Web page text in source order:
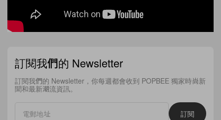
訂閱我們的 Newsletter
訂閱我們的 Newsletter，你每週都會收到 POPBEE 獨家時尚新
聞和最新潮流資訊。
訂閱